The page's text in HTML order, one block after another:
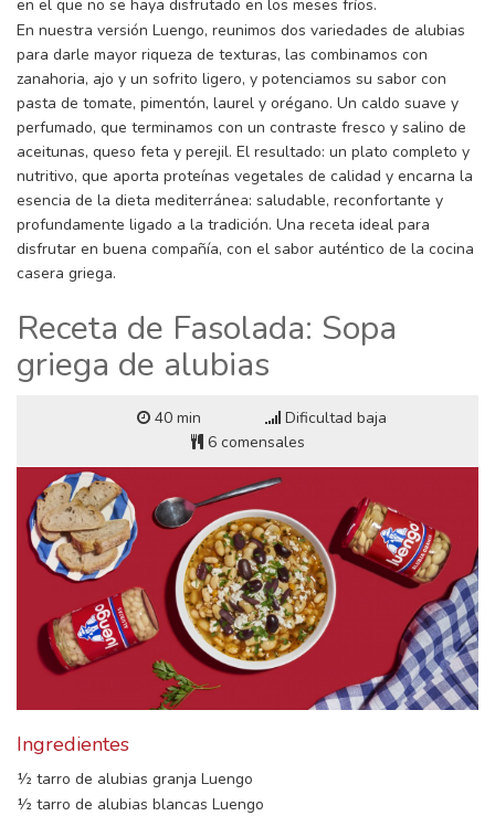
en el que no se haya disfrutado en los meses fríos.
En nuestra versión Luengo, reunimos dos variedades de alubias
para darle mayor riqueza de texturas, las combinamos con
zanahoria, ajo y un sofrito ligero, y potenciamos su sabor con
pasta de tomate, pimentón, laurel y orégano. Un caldo suave y
perfumado, que terminamos con un contraste fresco y salino de
aceitunas, queso feta y perejil. El resultado: un plato completo y
nutritivo, que aporta proteínas vegetales de calidad y encarna la
esencia de la dieta mediterránea: saludable, reconfortante y
profundamente ligado a la tradición. Una receta ideal para
disfrutar en buena compañía, con el sabor auténtico de la cocina
casera griega.
Receta de Fasolada: Sopa
griega de alubias
40 min
Dificultad baja
6 comensales
Ingredientes
½ tarro de alubias granja Luengo
½ tarro de alubias blancas Luengo